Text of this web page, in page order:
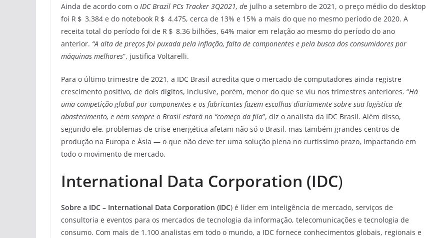
Ainda de acordo com o IDC Brazil PCs Tracker 3Q2021, de julho a setembro de 2021, o preço médio do desktop
foi R＄ 3.384 e do notebook R＄ 4.475, cerca de 13% e 15% a mais do que no mesmo período de 2020. A
receita total do período foi de R＄ 8.36 bilhões, 64% maior em relação ao mesmo do período do ano
anterior. “A alta de preços foi puxada pela inflação, falta de componentes e pela busca dos consumidores por
máquinas melhores”, justifica Voltarelli.
Para o último trimestre de 2021, a IDC Brasil acredita que o mercado de computadores ainda registre
crescimento positivo, de dois dígitos, inclusive, porém, menor do que se viu nos trimestres anteriores. “Há
uma competição global por componentes e os fabricantes fazem escolhas diariamente sobre sua logística de
abastecimento, e nem sempre o Brasil estará no “começo da fila”, diz o analista da IDC Brasil. Além disso,
segundo ele, problemas de crise energética afetam não só o Brasil, mas também grandes centros de
produção na Europa e Ásia — o que não deve ter uma solução plena no curtíssimo prazo, impactando em
todo o movimento de mercado.
International Data Corporation (IDC)
Sobre a IDC – International Data Corporation (IDC) é líder em inteligência de mercado, serviços de
consultoria e eventos para os mercados de tecnologia da informação, telecomunicações e tecnologia de
consumo. Com mais de 1.100 analistas em todo o mundo, a IDC fornece conhecimentos globais, regionais e